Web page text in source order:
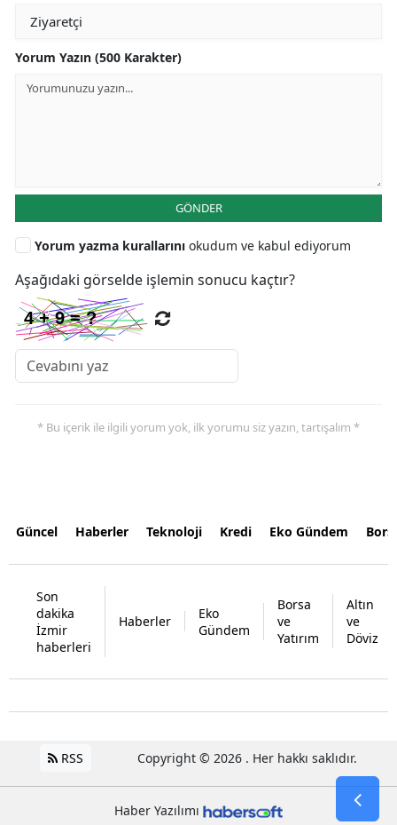
Yorum Yazın (500 Karakter)
GÖNDER
Yorum yazma kurallarını okudum ve kabul ediyorum
Aşağıdaki görselde işlemin sonucu kaçtır?
* Bu içerik ile ilgili yorum yok, ilk yorumu siz yazın, tartışalım *
Güncel Haberler Teknoloji Kredi Eko Gündem
Son
dakika
İzmir
haberleri
Haberler
Eko
Gündem
Borsa
ve
Yatırım
Altın
ve
Döviz
RSS Copyright © 2026 . Her hakkı saklıdır.
Haber Yazılımı